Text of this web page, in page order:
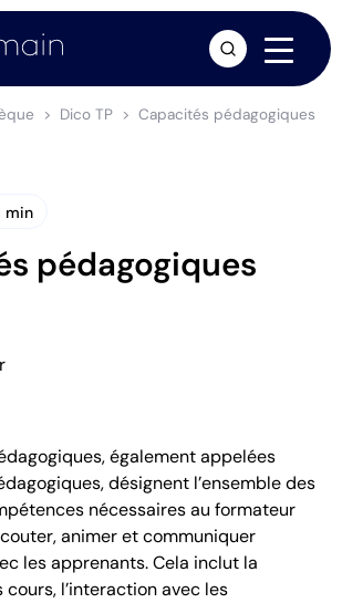
Dico TP Capacités pédagogiques
min
pédagogiques
également appelées
désignent l’ensemble des
nécessaires au formateur
animer et communiquer
les apprenants. Cela inclut la
l’interaction avec les
arrow_forward